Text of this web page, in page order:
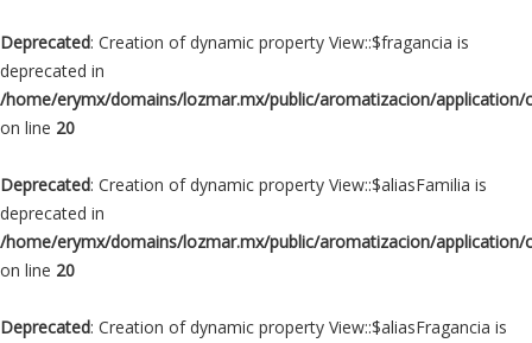
Deprecated: Creation of dynamic property View::$fragancia is
deprecated in
/home/erymx/domains/lozmar.mx/public/aromatizacion/application/
on line 20
Deprecated: Creation of dynamic property View::$aliasFamilia is
deprecated in
/home/erymx/domains/lozmar.mx/public/aromatizacion/application/
on line 20
Deprecated: Creation of dynamic property View::$aliasFragancia is